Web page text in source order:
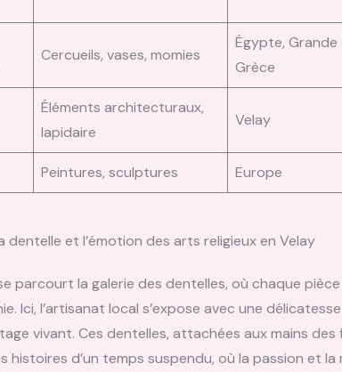
Cercueils, vases, momies
Égypte, Grande
Grèce
Éléments architecturaux,
lapidaire
Velay
Peintures, sculptures Europe
dentelle et l’émotion des arts religieux en Velay
parcourt la galerie des dentelles, où chaque
Ici, l’artisanat local s’expose avec une
vivant. Ces dentelles, attachées aux mains
histoires d’un temps suspendu, où la passion et